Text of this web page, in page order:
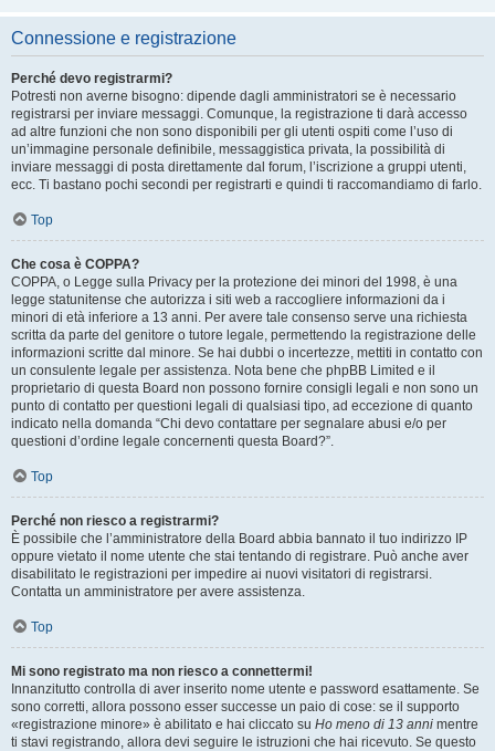
Connessione e registrazione
Perché devo registrarmi?
Potresti non averne bisogno: dipende dagli amministratori se è necessario
registrarsi per inviare messaggi. Comunque, la registrazione ti darà accesso
ad altre funzioni che non sono disponibili per gli utenti ospiti come l’uso di
un’immagine personale definibile, messaggistica privata, la possibilità di
inviare messaggi di posta direttamente dal forum, l’iscrizione a gruppi utenti,
ecc. Ti bastano pochi secondi per registrarti e quindi ti raccomandiamo di farlo.
Top
Che cosa è COPPA?
COPPA, o Legge sulla Privacy per la protezione dei minori del 1998, è una
legge statunitense che autorizza i siti web a raccogliere informazioni da i
minori di età inferiore a 13 anni. Per avere tale consenso serve una richiesta
scritta da parte del genitore o tutore legale, permettendo la registrazione delle
informazioni scritte dal minore. Se hai dubbi o incertezze, mettiti in contatto con
un consulente legale per assistenza. Nota bene che phpBB Limited e il
proprietario di questa Board non possono fornire consigli legali e non sono un
punto di contatto per questioni legali di qualsiasi tipo, ad eccezione di quanto
indicato nella domanda “Chi devo contattare per segnalare abusi e/o per
questioni d’ordine legale concernenti questa Board?”.
Top
Perché non riesco a registrarmi?
È possibile che l’amministratore della Board abbia bannato il tuo indirizzo IP
oppure vietato il nome utente che stai tentando di registrare. Può anche aver
disabilitato le registrazioni per impedire ai nuovi visitatori di registrarsi.
Contatta un amministratore per avere assistenza.
Top
Mi sono registrato ma non riesco a connettermi!
Innanzitutto controlla di aver inserito nome utente e password esattamente. Se
sono corretti, allora possono esser successe un paio di cose: se il supporto
«registrazione minore» è abilitato e hai cliccato su Ho meno di 13 anni mentre
ti stavi registrando, allora devi seguire le istruzioni che hai ricevuto. Se questo